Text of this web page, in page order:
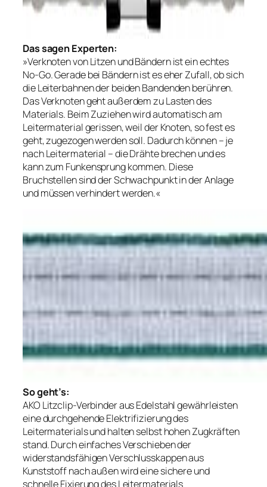
Das sagen Experten:
»Verknoten von Litzen und Bändern ist ein echtes
No-Go. Gerade bei Bändern ist es eher Zufall, ob sich
die Leiterbahnen der beiden Bandenden berühren.
Das Verknoten geht außerdem zu Lasten des
Materials. Beim Zuziehen wird automatisch am
Leitermaterial gerissen, weil der Knoten, so fest es
geht, zugezogen werden soll. Dadurch können – je
nach Leitermaterial – die Drähte brechen und es
kann zum Funkensprung kommen. Diese
Bruchstellen sind der Schwachpunkt in der Anlage
und müssen verhindert werden.«
So geht’s:
AKO Litzclip-Verbinder aus Edelstahl gewährleisten
eine durchgehende Elektrifizierung des
Leitermaterials und halten selbst hohen Zugkräften
stand. Durch einfaches Verschieben der
widerstandsfähigen Verschlusskappen aus
Kunststoff nach außen wird eine sichere und
schnelle Fixierung des Leitermaterials